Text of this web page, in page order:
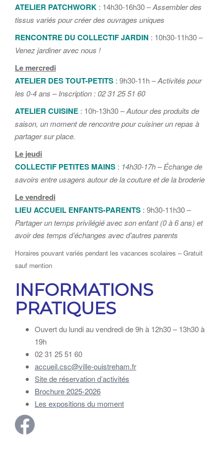
ATELIER PATCHWORK : 14h30-16h30 –Assembler des
tissus variés pour créer des ouvrages uniques
RENCONTRE DU COLLECTIF JARDIN : 10h30-11h30 –
Venez jardiner avec nous !
Le mercredi
ATELIER DES TOUT-PETITS : 9h30-11h –Activités pour
les 0-4 ans – Inscription : 02 31 25 51 60
ATELIER CUISINE : 10h-13h30 –Autour des produits de
saison, un moment de rencontre pour cuisiner un repas à
partager sur place.
Le jeudi
COLLECTIF PETITES MAINS : 14h30-17h – Échange de
savoirs entre usagers autour de la couture et de la broderie
Le vendredi
LIEU ACCUEIL ENFANTS-PARENTS : 9h30-11h30 –
Partager un temps privilégié avec son enfant (0 à 6 ans) et
avoir des temps d’échanges avec d’autres parents
Horaires pouvant variés pendant les vacances scolaires – Gratuit
sauf mention
INFORMATIONS
PRATIQUES
Ouvert du lundi au vendredi de 9h à 12h30 – 13h30 à
19h
02 31 25 51 60
accueil.csc@ville-ouistreham.fr
Site de réservation d’activités
Brochure 2025-2026
Les expositions du moment